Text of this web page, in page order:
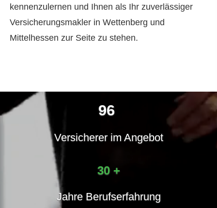
kennenzulernen und Ihnen als Ihr zuverlässiger
Ver­sicherungs­makler in Wettenberg und
Mittelhessen zur Seite zu stehen.
123
Versicherer im Angebot
30 +
Jahre Berufserfahrung